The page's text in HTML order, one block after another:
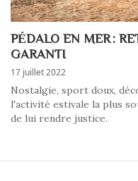
PÉDALO EN MER :
GARANTI
17 juillet 2022
Nostalgie, sport doux,
l'activité estivale la plus
de lui rendre justice.